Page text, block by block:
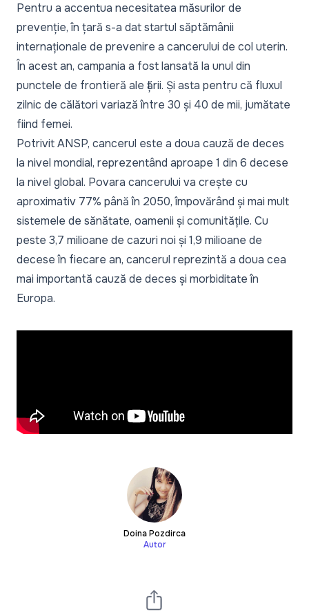
Pentru a accentua necesitatea măsurilor de
prevenție, în țară s-a dat startul săptămânii
internaționale de prevenire a cancerului de col uterin.
În acest an, campania a fost lansată la unul din
punctele de frontieră ale țării. Și asta pentru că fluxul
zilnic de călători variază între 30 și 40 de mii, jumătate
fiind femei.
Potrivit ANSP, cancerul este a doua cauză de deces
la nivel mondial, reprezentând aproape 1 din 6 decese
la nivel global. Povara cancerului va crește cu
aproximativ 77% până în 2050, împovărând și mai mult
sistemele de sănătate, oamenii și comunitățile. Cu
peste 3,7 milioane de cazuri noi și 1,9 milioane de
decese în fiecare an, cancerul reprezintă a doua cea
mai importantă cauză de deces și morbiditate în
Europa.
Doina Pozdirca
Autor